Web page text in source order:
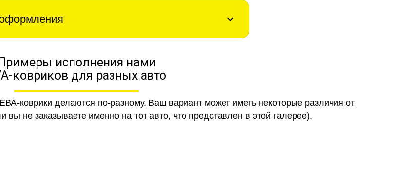
Примеры исполнения нами
ковриков для разных авто
коврики делаются по-разному. Ваш вариант может иметь некоторые различия от
вы не заказываете именно на тот авто, что представлен в этой галерее).